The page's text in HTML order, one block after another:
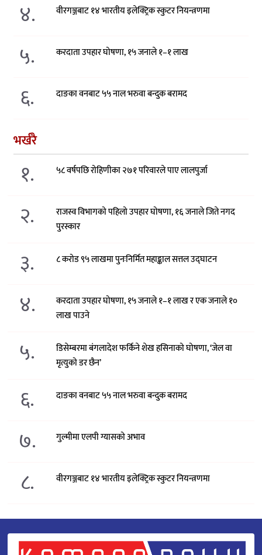
४. वीरगञ्जबाट १४ भारतीय इलेक्ट्रिक स्कुटर नियन्त्रणमा
५. करदाता उपहार घोषणा, १५ जनाले १–१ लाख
६. दाङका वनबाट ५५ नाल भरुवा बन्दुक बरामद
भर्खरै
१. ५८ वर्षपछि रोहिणीका २७१ परिवारले पाए लालपुर्जा
२.
राजस्व विभागको पहिलो उपहार घोषणा, १६ जनाले जिते नगद
पुरस्कार
३. ८ करोड ९५ लाखमा पुनःनिर्मित महाङ्काल सत्तल उद्घाटन
४.
करदाता उपहार घोषणा, १५ जनाले १–१ लाख र एक जनाले १०
लाख पाउने
५.
डिसेम्बरमा बंगलादेश फर्किने शेख हसिनाको घोषणा, ‘जेल वा
मृत्युको डर छैन’
६. दाङका वनबाट ५५ नाल भरुवा बन्दुक बरामद
७. गुल्मीमा एलपी ग्यासको अभाव
८. वीरगञ्जबाट १४ भारतीय इलेक्ट्रिक स्कुटर नियन्त्रणमा